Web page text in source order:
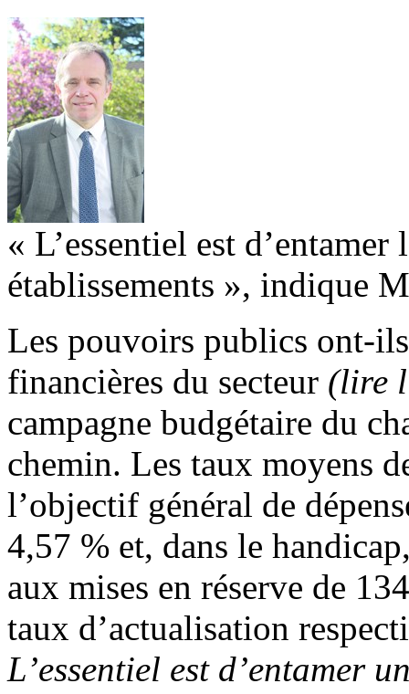
« L’essentiel est
établissements », indique
Les pouvoirs publics ont-
financières du secteur (lire
campagne budgétaire du
chemin. Les taux moyens
l’objectif général de
4,57 % et, dans le
aux mises en réserve de
taux d’actualisation
L’essentiel est d’entamer